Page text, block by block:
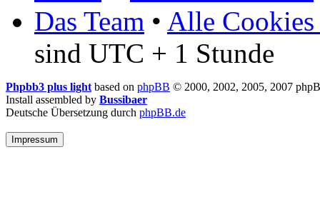
Das Team • Alle Cookies
sind UTC + 1 Stunde
Phpbb3 plus light based on phpBB © 2000, 2002, 2005, 2007
Install assembled by Bussibaer
Deutsche Übersetzung durch phpBB.de